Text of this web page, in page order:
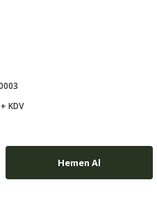
KDV
Hemen Al